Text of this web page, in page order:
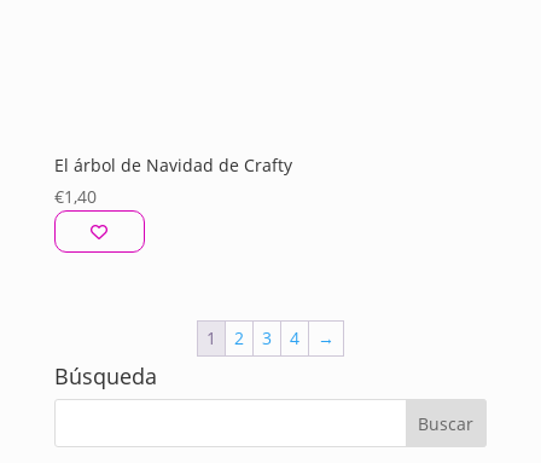
El árbol de Navidad de Crafty
€1,40
1 2 3 4 →
Búsqueda